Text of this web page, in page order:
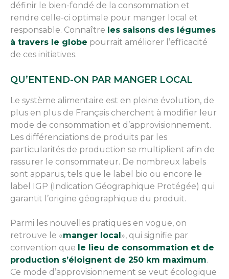
définir le bien-fondé de la consommation et
rendre celle-ci optimale pour manger local et
responsable. Connaître les saisons des légumes
à travers le globe pourrait améliorer l’efficacité
de ces initiatives.
QU’ENTEND-ON PAR MANGER LOCAL
Le système alimentaire est en pleine évolution, de
plus en plus de Français cherchent à modifier leur
mode de consommation et d’approvisionnement.
Les différenciations de produits par les
particularités de production se multiplient afin de
rassurer le consommateur. De nombreux labels
sont apparus, tels que le label bio ou encore le
label IGP (Indication Géographique Protégée) qui
garantit l’origine géographique du produit.
Parmi les nouvelles pratiques en vogue, on
retrouve le «manger local », qui signifie par
convention que le lieu de consommation et de
production s’éloignent de 250 km maximum.
Ce mode d’approvisionnement se veut écologique